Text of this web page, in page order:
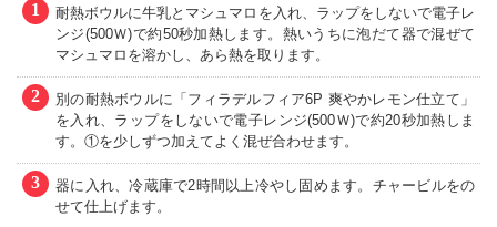
1
耐熱ボウルに牛乳とマシュマロを入れ、ラップをしないで電子レ
ンジ(500Ｗ)で約50秒加熱します。熱いうちに泡だて器で混ぜて
マシュマロを溶かし、あら熱を取ります。
2
別の耐熱ボウルに「フィラデルフィア6P 爽やかレモン仕立て」
を入れ、ラップをしないで電子レンジ(500Ｗ)で約20秒加熱しま
す。①を少しずつ加えてよく混ぜ合わせます。
3
器に入れ、冷蔵庫で2時間以上冷やし固めます。チャービルをの
せて仕上げます。